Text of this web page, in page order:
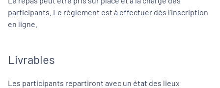
participants. Le règlement est à effectuer dès l'inscription
en ligne.
Livrables
Les participants repartiront avec un état des lieux